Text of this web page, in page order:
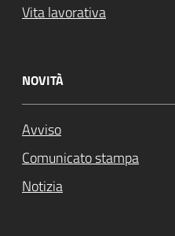
Vita lavorativa
NOVITÀ
Avviso
Comunicato stampa
Notizia